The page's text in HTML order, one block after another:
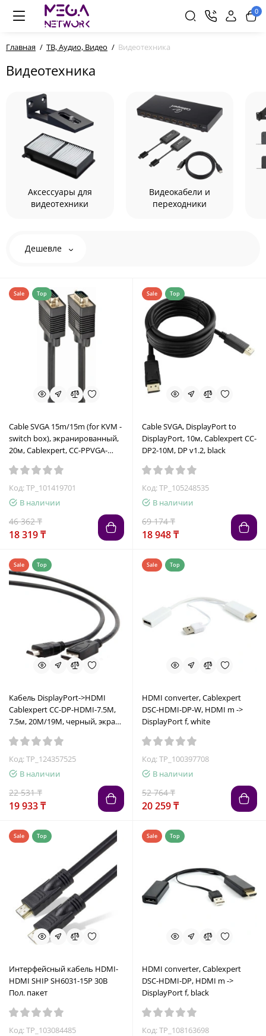
0
Главная ТВ, Аудио, Видео Видеотехника
Видеотехника
Аксессуары для
видеотехники
Видеокабели и
переходники
Дешевле
Sale Top
Cable SVGA 15m/15m (for KVM -
switch box), экранированный,
20м, Cablexpert, CC-PPVGA-
Код: TP_101419701
В наличии
46 362 ₸
18 319 ₸
Sale Top
Cable SVGA, DisplayPort to
DisplayPort, 10м, Cablexpert CC-
DP2-10M, DP v1.2, black
Код: TP_105248535
В наличии
69 174 ₸
18 948 ₸
Sale Top
Кабель DisplayPort->HDMI
Cablexpert CC-DP-HDMI-7.5M,
7.5м, 20M/19M, черный, экран,
Код: TP_124357525
В наличии
22 531 ₸
19 933 ₸
Sale Top
HDMI converter, Cablexpert
DSC-HDMI-DP-W, HDMI m ->
DisplayPort f, white
Код: TP_100397708
В наличии
52 764 ₸
20 259 ₸
Sale Top
Интерфейсный кабель HDMI-
HDMI SHIP SH6031-15P 30В
Пол. пакет
Код: TP_103084485
Sale Top
HDMI converter, Cablexpert
DSC-HDMI-DP, HDMI m ->
DisplayPort f, black
Код: TP_108163698